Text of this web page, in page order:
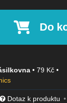
Do
• 79 Kč •
Dotaz k produktu